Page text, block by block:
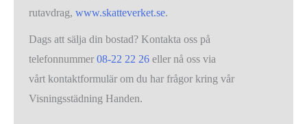
rutavdrag,www.skatteverket.se.
Dags att sälja din bostad? Kontakta oss på
telefonnummer08-22 22 26 eller nå oss via
vårt kontaktformulär om du har frågor kring vår
Visningsstädning Handen.